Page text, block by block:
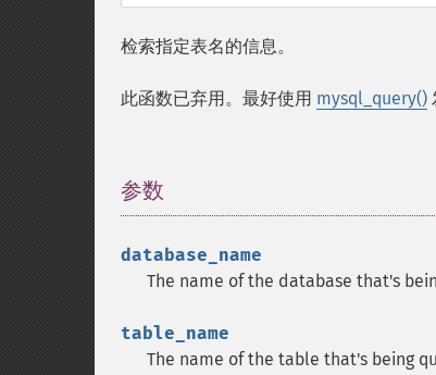
检索指定表名的信息。
此函数已弃用。最好使用 mysql_query()
参数
database_name
The name of the database that's
table_name
The name of the table that's being